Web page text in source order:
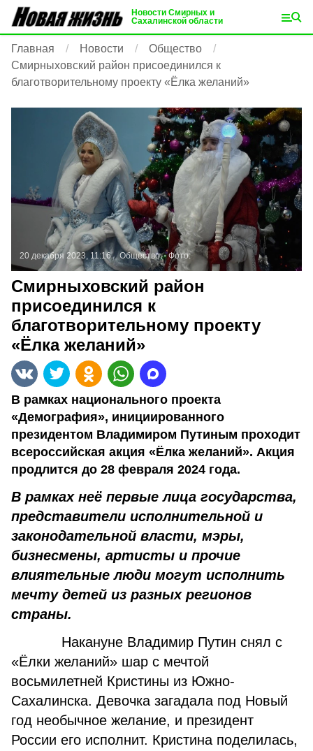
Новости Смирных и
Сахалинской области
Главная Новости
Общество
Смирныховский район присоединился к
благотворительному проекту «Ёлка желаний»
20 декабря 2023, 11:16 Общество Фото:
Смирныховский район
присоединился к
благотворительному проекту
«Ёлка желаний»
В рамках национального проекта
«Демография», инициированного
президентом Владимиром Путиным проходит
всероссийская акция «Ёлка желаний». Акция
продлится до 28 февраля 2024 года.
В рамках неё первые лица государства,
представители исполнительной и
законодательной власти, мэры,
бизнесмены, артисты и прочие
влиятельные люди могут исполнить
мечту детей из разных регионов
страны.
Накануне Владимир Путин снял с
«Ёлки желаний» шар с мечтой
восьмилетней Кристины из Южно-
Сахалинска. Девочка загадала под Новый
год необычное желание, и президент
России его исполнит. Кристина поделилась,